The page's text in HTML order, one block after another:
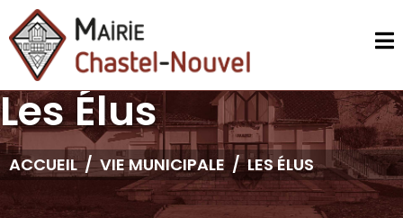
Les Élus
ACCUEIL VIE MUNICIPALE LES ÉLUS